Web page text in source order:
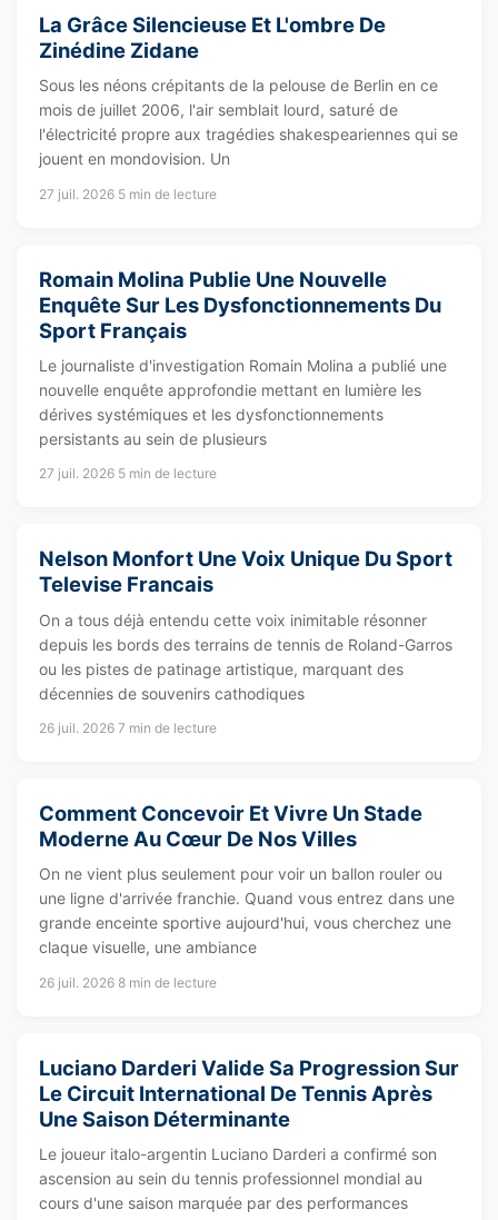
La Grâce Silencieuse Et L'ombre De
Zinédine Zidane
Sous les néons crépitants de la pelouse de Berlin en ce
mois de juillet 2006, l'air semblait lourd, saturé de
l'électricité propre aux tragédies shakespeariennes qui se
jouent en mondovision. Un
27 juil. 2026 5 min de lecture
Romain Molina Publie Une Nouvelle
Enquête Sur Les Dysfonctionnements Du
Sport Français
Le journaliste d'investigation Romain Molina a publié une
nouvelle enquête approfondie mettant en lumière les
dérives systémiques et les dysfonctionnements
persistants au sein de plusieurs
27 juil. 2026 5 min de lecture
Nelson Monfort Une Voix Unique Du Sport
Televise Francais
On a tous déjà entendu cette voix inimitable résonner
depuis les bords des terrains de tennis de Roland-Garros
ou les pistes de patinage artistique, marquant des
décennies de souvenirs cathodiques
26 juil. 2026 7 min de lecture
Comment Concevoir Et Vivre Un Stade
Moderne Au Cœur De Nos Villes
On ne vient plus seulement pour voir un ballon rouler ou
une ligne d'arrivée franchie. Quand vous entrez dans une
grande enceinte sportive aujourd'hui, vous cherchez une
claque visuelle, une ambiance
26 juil. 2026 8 min de lecture
Luciano Darderi Valide Sa Progression Sur
Le Circuit International De Tennis Après
Une Saison Déterminante
Le joueur italo-argentin Luciano Darderi a confirmé son
ascension au sein du tennis professionnel mondial au
cours d'une saison marquée par des performances